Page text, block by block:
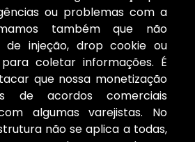
ou problemas com a
também que não
de injeção, drop cookie ou
coletar informações. É
que nossa monetização
de acordos comerciais
algumas varejistas. No
não se aplica a todas,